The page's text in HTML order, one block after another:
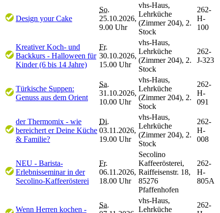
Design your Cake
So.
25.10.2026,
9.00 Uhr
vhs-Haus,
Lehrküche
(Zimmer 204), 2.
Stock
262-
H-
100
Kreativer Koch- und
Backkurs - Halloween für
Kinder (6 bis 14 Jahre)
Fr.
30.10.2026,
15.00 Uhr
vhs-Haus,
Lehrküche
(Zimmer 204), 2.
Stock
262-
J-323
Türkische Suppen:
Genuss aus dem Orient
Sa.
31.10.2026,
10.00 Uhr
vhs-Haus,
Lehrküche
(Zimmer 204), 2.
Stock
262-
H-
091
der Thermomix - wie
bereichert er Deine Küche
& Familie?
Di.
03.11.2026,
19.00 Uhr
vhs-Haus,
Lehrküche
(Zimmer 204), 2.
Stock
262-
H-
008
NEU - Barista-
Erlebnisseminar in der
Secolino-Kaffeerösterei
Fr.
06.11.2026,
18.00 Uhr
Secolino
Kaffeerösterei,
Raiffeisenstr. 18,
85276
Pfaffenhofen
262-
H-
805A
Wenn Herren kochen -
Sa.
vhs-Haus,
Lehrküche
262-